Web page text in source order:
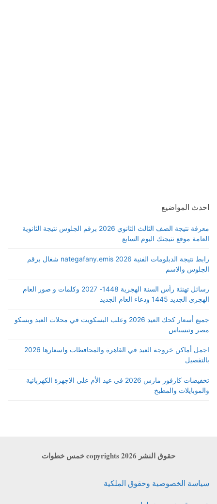
احدث المواضيع
معرفة نتيجة الصف الثالث الثانوي 2026 برقم الجلوس نتيجة الثانوية
العامة موقع نتيجتك اليوم السابع
رابط نتيجة الدبلومات الفنية 2026 nategafany.emis شغال برقم
الجلوس والاسم
رسائل تهنئة رأس السنة الهجرية 1448- 2027 وكلمات و صور العام
الهجري الجديد 1445 ودعاء العام الجديد
جميع أسعار كحك العيد 2026 وعلب البسكويت في محلات العبد وبسكو
مصر وتيسباس
اجمل أماكن خروجة العيد في القاهرة والمحافظات واسعارها 2026
بالتفصيل
تخفيضات كارفور مارس 2026 في عيد الأم علي الاجهزة الكهربائية
والموبايلات والمطبخ
حقوق النشر copyrights 2026 خمس خطوات
سياسة الخصوصية وحقوق الملكية